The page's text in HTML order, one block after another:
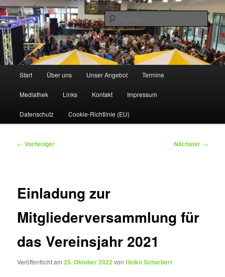
Zum
primären
Inhalt
springen1. Original Wallenröder Dicke Backe
Kapell'
www.owdbk.de
Start Über uns Unser Angebot Termine
Mediathek Links Kontakt Impressum
Datenschutz Cookie-Richtlinie (EU)
Beitragsnavigation
← Vorheriger Nächster →
Einladung zur
Mitgliederversammlung für
das Vereinsjahr 2021
Veröffentlicht am25. Oktober 2022vonHeiko Scharbert